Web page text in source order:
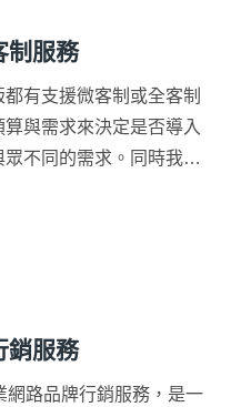
制服務
有支援微客制或全客制
與需求來決定是否導入
不同的需求。同時我們
銷服務
路品牌行銷服務，是一